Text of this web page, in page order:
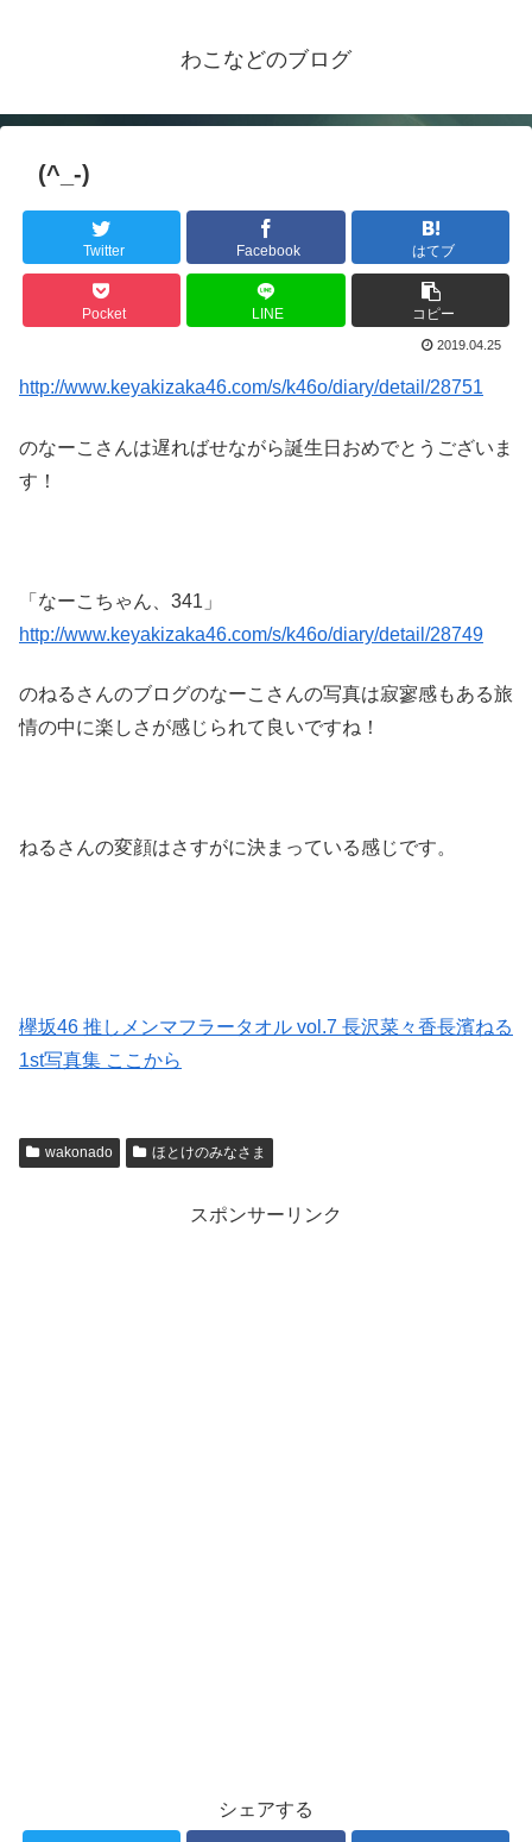
わこなどのブログ
(^_-)
Twitter Facebook はてブ
Pocket LINE コピー
2019.04.25
http://www.keyakizaka46.com/s/k46o/diary/detail/28751
のなーこさんは遅ればせながら誕生日おめでとうございま
す！
「なーこちゃん、341」
http://www.keyakizaka46.com/s/k46o/diary/detail/28749
のねるさんのブログのなーこさんの写真は寂寥感もある旅
情の中に楽しさが感じられて良いですね！
ねるさんの変顔はさすがに決まっている感じです。
欅坂46 推しメンマフラータオル vol.7 長沢菜々香長濱ねる
1st写真集 ここから
wakonado ほとけのみなさま
スポンサーリンク
シェアする